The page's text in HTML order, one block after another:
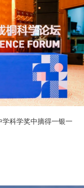
学科学奖中摘得一银一